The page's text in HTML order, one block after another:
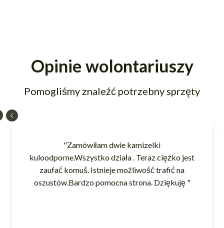
Opinie wolontariuszy
Pomogliśmy znaleźć potrzebny sprzęty
"Zamówiłam dwie kamizelki
kuloodporne.Wszystko działa . Teraz ciężko jest
zaufać komuś. Istnieje możliwość trafić na
oszustów.Bardzo pomocna strona. Dziękuję "